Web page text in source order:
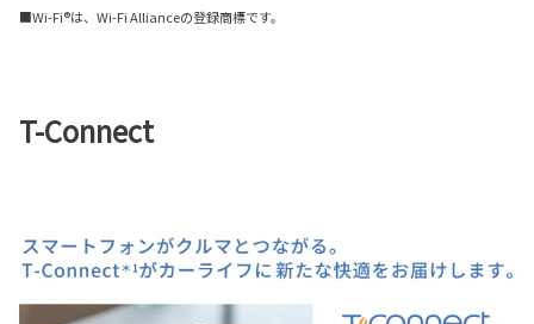
■Wi-Fi®は、Wi-Fi Allianceの登録商標です。
T-Connect